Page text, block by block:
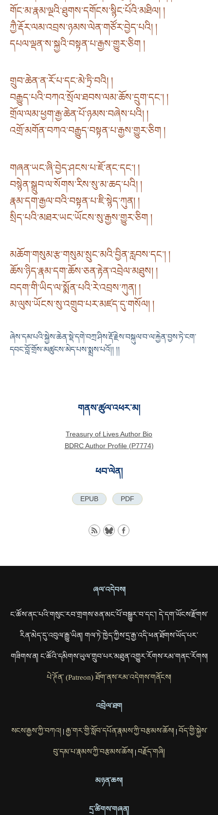
གོང་མ་རྣམ་ལྔའི་ཐུགས་དགོངས་སྙིང་པོའི་མཐིལ། །
ཀྱཻ་རྡོར་ལམ་འབྲས་ཉམས་ལེན་གཙོར་བྱེད་པའི། །
དཔལ་ལྡན་ས་སྐྱའི་བསྟན་པ་རྒྱས་གྱུར་ཅིག །
གྲུབ་ཆེན་ན་རོ་པ་དང་མེ་ཏྲི་བའི། །
བརྒྱུད་པའི་བཀའ་སྲོལ་ཐབས་ལམ་ཆོས་དྲུག་དང༌། །
གྲོལ་ལམ་ཕྱག་རྒྱ་ཆེན་པོ་ཉམས་བཞེས་པའི། །
འགྲོ་མགོན་བཀའ་བརྒྱུད་བསྟན་པ་རྒྱས་གྱུར་ཅིག །
གཞན་ཡང་ཞི་བྱེད་ཤངས་པ་ཇོ་ནང་དང༌། །
བསྙེན་སྒྲུབ་ལ་སོགས་རིས་སུ་མ་ཆད་པའི། །
རྣམ་དག་རྒྱལ་བའི་བསྟན་པ་ཇི་སྙེད་ཀུན། །
སྲིད་པའི་མཐར་ཡང་ཡོངས་སུ་རྒྱས་གྱུར་ཅིག །
མཆོག་གསུམ་རྩ་གསུམ་སྲུང་མའི་བྱིན་རླབས་དང༌། །
ཆོས་ཉིད་རྣམ་དག་ཆོས་ཅན་རྟེན་འབྲེལ་མཐུས། །
བདག་གི་ཡིད་ལ་སྨོན་པའི་རེ་འབྲས་ཀུན། །
མ་ལུས་ཡོངས་སུ་འགྲུབ་པར་མཛད་དུ་གསོལ། །
ཞེས་དམ་པའི་སྐྱེས་ཆེན་སྡེ་དགེ་བཀྲ་ཤིས་རྡོ་རྗེས་བསྐུལ་བ་ལ་རྐྱེན་བྱས་ཏེ་ངག་
དབང་བློ་གྲོས་མཚུངས་མེད་པས་སྨྲས་པའོ།། །།
གནས་ཚུལ་འཕར་མ།
Treasury of Lives Author Bio
BDRC Author Profile (P7774)
ཕབ་ལེན།
EPUB PDF
ཞལ་འདེབས།
ང་ཚོས་ནང་པའི་གསུང་རབ་གྲགས་ཅན་མང་པོ་བསྒྱུར་བ་དང་། དེ་དག་ཡོངས་རྫོགས་
རིན་མེད་དུ་འབུལ་རྒྱུ་ཡིན། གལ་ཏེ་ཁྱེད་ཀྱིས་དྲ་རྒྱ་འདི་ཕན་ཐོགས་ཡོད་པར་
གཟིགས་ན། ང་ཚོའི་དམིགས་ཡུལ་གྲུབ་པར་མཐུན་འགྱུར་རོགས་རམ་གནང་རོགས།
པེ་ཊོན་ (Patreon) ཐོག་ནས་རམ་འདེགས་གནོངས།
འབྲེལ་ཐག
སངས་རྒྱས་ཀྱི་བཀའ། རྒྱ་གར་གྱི་སློབ་དཔོན་རྣམས་ཀྱི་བརྩམས་ཆོས། བོད་གྱི་སྐྱེས་
བུ་དམ་པ་རྣམས་ཀྱི་བརྩམས་ཆོས། བརྗོད་གཞི།
མཉན་ཆས།
དྲ་ཚིགས་གཞན།